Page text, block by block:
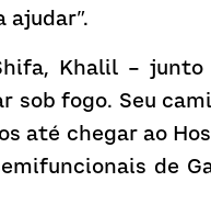
ajudar”.
Khalil – junto
sob fogo. Seu
até chegar ao
de